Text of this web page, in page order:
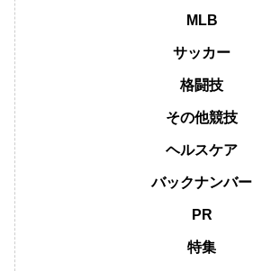
MLB
サッカー
格闘技
その他競技
ヘルスケア
バックナンバー
PR
特集